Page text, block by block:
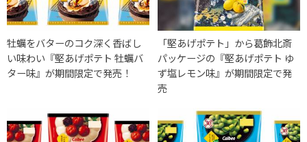
牡蠣をバターのコク深く香ばし
い味わい『堅あげポテト 牡蠣バ
ター味』が期間限定で発売！
「堅あげポテト」から葛飾北斎
パッケージの『堅あげポテト ゆ
ず塩レモン味』が期間限定で発
売